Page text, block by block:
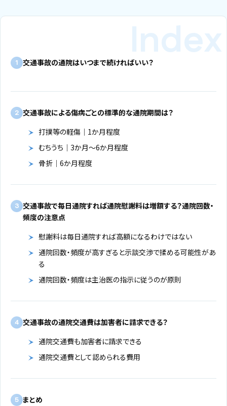
1 交通事故の通院はいつまで続ければいい？
2 交通事故による傷病ごとの標準的な通院期間は？
打撲等の軽傷｜1か月程度
むちうち｜3か月～6か月程度
骨折｜6か月程度
3 交通事故で毎日通院すれば通院慰謝料は増額する？通院回数・
頻度の注意点
慰謝料は毎日通院すれば高額になるわけではない
通院回数・頻度が高すぎると示談交渉で揉める可能性があ
る
通院回数・頻度は主治医の指示に従うのが原則
4 交通事故の通院交通費は加害者に請求できる？
通院交通費も加害者に請求できる
通院交通費として認められる費用
5 まとめ